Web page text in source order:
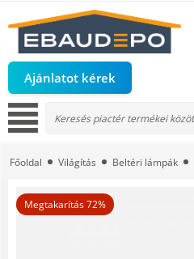
Ajánlatot kérek
Főoldal Világítás Beltéri lámpák
Megtakarítás 72%